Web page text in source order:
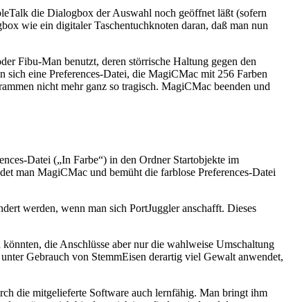
die Dialogbox der Auswahl noch geöffnet läßt (sofern
wie ein digitaler Taschentuchknoten daran, daß man nun
Fibu-Man benutzt, deren störrische Haltung gegen den
eine Preferences-Datei, die MagiCMac mit 256 Farben
nicht mehr ganz so tragisch. MagiCMac beenden und
Datei („In Farbe“) in den Ordner Startobjekte im
man MagiCMac und bemüht die farblose Preferences-Datei
werden, wenn man sich PortJuggler anschafft. Dieses
die Anschlüsse aber nur die wahlweise Umschaltung
Gebrauch von StemmEisen derartig viel Gewalt anwendet,
die mitgelieferte Software auch lernfähig. Man bringt ihm